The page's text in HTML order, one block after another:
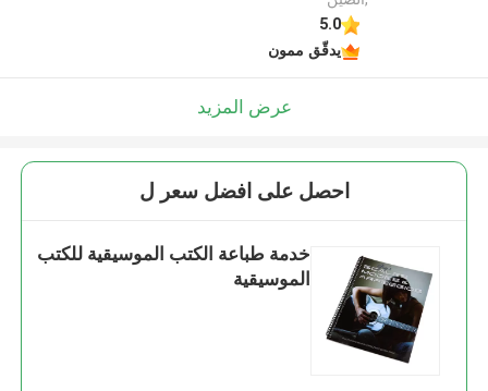
5.0
يدقّق ممون
عرض المزيد
احصل على افضل سعر ل
خدمة طباعة الكتب الموسيقية للكتب
الموسيقية